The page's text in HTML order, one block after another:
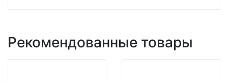
Рекомендованные товары